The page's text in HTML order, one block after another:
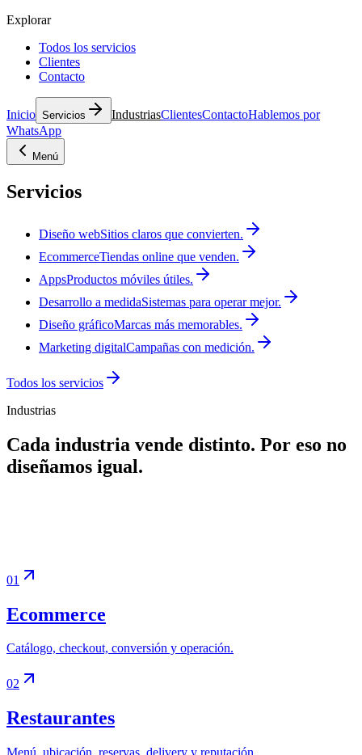
Explorar
Todos los servicios
Clientes
Contacto
Inicio Servicios IndustriasClientesContactoHablemos por
WhatsApp
Menú
Servicios
Diseño webSitios claros que convierten.
EcommerceTiendas online que venden.
AppsProductos móviles útiles.
Desarrollo a medidaSistemas para operar mejor.
Diseño gráficoMarcas más memorables.
Marketing digitalCampañas con medición.
Todos los servicios
Industrias
Cada industria vende distinto. Por eso no
diseñamos igual.